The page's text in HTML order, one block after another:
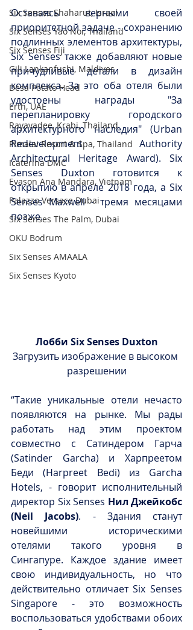
Six Senses Shaharut, Israel
Six Senses Yao Noi, Thailand
Six Senses Fiji
Gili Lankanfushi, Maldives
Desa Potato Head
Erth, UAE
Rayavadee, Krabi, Thailand
Pimalai Resort & Spa, Thailand
Icaterina DMC
Evason Ana Mandara, Vietnam
Palazzo Versace Dubai
Six Senses The Palm, Dubai
OKU Bodrum
Six Senses AMAALA
Six Senses Kyoto
Оставаясь верными своей
приоритетной задаче - сохранению
подлинных элементов архитектуры,
Six Senses также добавляют новые
причудливые детали в дизайн
комплекса. За это оба отеля были
удостоены награды "За
перепланировку городского
архитектурного наследия" (Urban
Redevelopment Authority
Architectural Heritage Award). Six
Senses Duxton готовится к
открытию в апреле 2018 года, а Six
Senses Maxwell - тремя месяцами
позже.
Лобби Six Senses Duxton
Загрузить изображение в высоком
разрешении
“Такие уникальные отели нечасто
появляются на рынке. Мы рады
работать над этим проектом
совместно с Сатиндером Гарча
(Satinder Garcha) и Харпреетом
Беди (Harpreet Bedi) из Garcha
Hotels, - говорит исполнительный
директор Six Senses Нил Джейкобс
(Neil Jacobs). - Здания станут
новейшими историческими
отелями такого уровня в
Сингапуре. Каждое здание имеет
свою индивидуальность, но что
действительно отличает Six Senses
Singapore - это возможность
воспользоваться удобствами обоих